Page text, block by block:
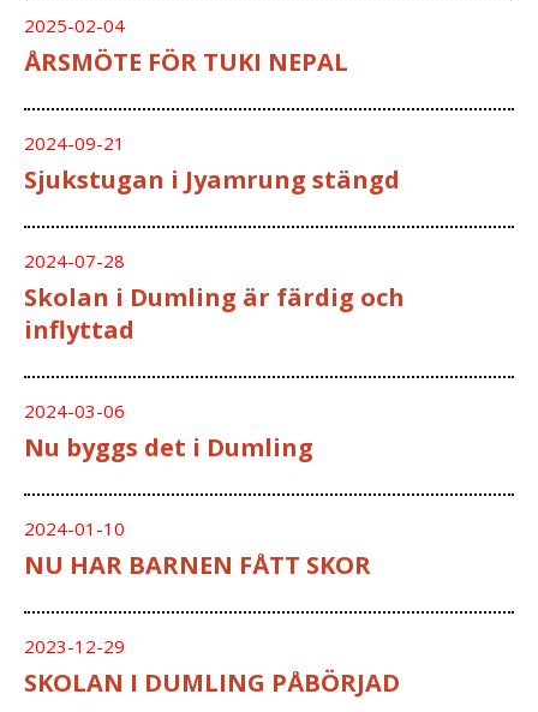
2025-02-04
ÅRSMÖTE FÖR TUKI NEPAL
2024-09-21
Sjukstugan i Jyamrung stängd
2024-07-28
Skolan i Dumling är färdig och
inflyttad
2024-03-06
Nu byggs det i Dumling
2024-01-10
NU HAR BARNEN FÅTT SKOR
2023-12-29
SKOLAN I DUMLING PÅBÖRJAD